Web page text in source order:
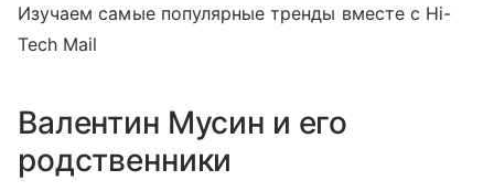
Изучаем самые популярные тренды вместе с Hi-
Tech Mail
Валентин Мусин и его
родственники